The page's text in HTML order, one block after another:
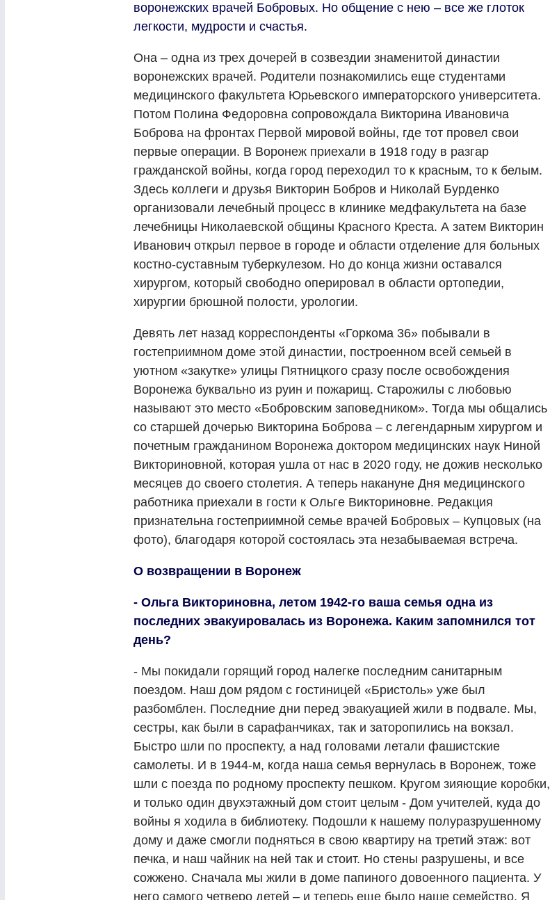
воронежских врачей Бобровых. Но общение с нею – все же глоток
легкости, мудрости и счастья.
Она – одна из трех дочерей в созвездии знаменитой династии
воронежских врачей. Родители познакомились еще студентами
медицинского факультета Юрьевского императорского университета.
Потом Полина Федоровна сопровождала Викторина Ивановича
Боброва на фронтах Первой мировой войны, где тот провел свои
первые операции. В Воронеж приехали в 1918 году в разгар
гражданской войны, когда город переходил то к красным, то к белым.
Здесь коллеги и друзья Викторин Бобров и Николай Бурденко
организовали лечебный процесс в клинике медфакультета на базе
лечебницы Николаевской общины Красного Креста. А затем Викторин
Иванович открыл первое в городе и области отделение для больных
костно-суставным туберкулезом. Но до конца жизни оставался
хирургом, который свободно оперировал в области ортопедии,
хирургии брюшной полости, урологии.
Девять лет назад корреспонденты «Горкома 36» побывали в
гостеприимном доме этой династии, построенном всей семьей в
уютном «закутке» улицы Пятницкого сразу после освобождения
Воронежа буквально из руин и пожарищ. Старожилы с любовью
называют это место «Бобровским заповедником». Тогда мы общались
со старшей дочерью Викторина Боброва – с легендарным хирургом и
почетным гражданином Воронежа доктором медицинских наук Ниной
Викториновной, которая ушла от нас в 2020 году, не дожив несколько
месяцев до своего столетия. А теперь накануне Дня медицинского
работника приехали в гости к Ольге Викториновне. Редакция
признательна гостеприимной семье врачей Бобровых – Купцовых (на
фото), благодаря которой состоялась эта незабываемая встреча.
О возвращении в Воронеж
- Ольга Викториновна, летом 1942-го ваша семья одна из
последних эвакуировалась из Воронежа. Каким запомнился тот
день?
- Мы покидали горящий город налегке последним санитарным
поездом. Наш дом рядом с гостиницей «Бристоль» уже был
разбомблен. Последние дни перед эвакуацией жили в подвале. Мы,
сестры, как были в сарафанчиках, так и заторопились на вокзал.
Быстро шли по проспекту, а над головами летали фашистские
самолеты. И в 1944-м, когда наша семья вернулась в Воронеж, тоже
шли с поезда по родному проспекту пешком. Кругом зияющие коробки,
и только один двухэтажный дом стоит целым - Дом учителей, куда до
войны я ходила в библиотеку. Подошли к нашему полуразрушенному
дому и даже смогли подняться в свою квартиру на третий этаж: вот
печка, и наш чайник на ней так и стоит. Но стены разрушены, и все
сожжено. Сначала мы жили в доме папиного довоенного пациента. У
него самого четверо детей – и теперь еще было наше семейство. Я